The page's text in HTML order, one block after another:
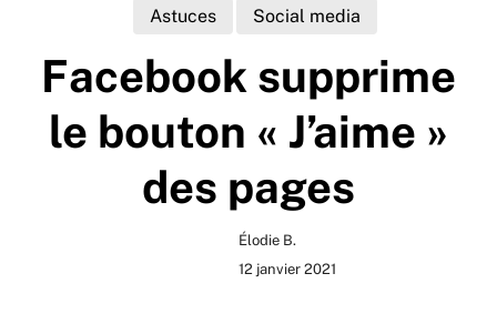
Astuces Social media
Facebook supprime
le bouton « J’aime »
des pages
Élodie B.
12 janvier 2021